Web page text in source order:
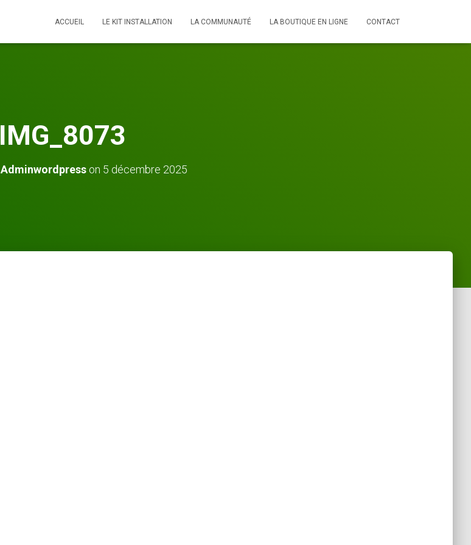
ACCUEIL LE KIT INSTALLATION LA COMMUNAUTÉ LA BOUTIQUE EN LIGNE CONTACT
IMG_8073
Adminwordpresson 5 décembre 2025